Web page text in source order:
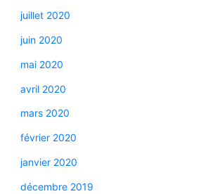
juillet 2020
juin 2020
mai 2020
avril 2020
mars 2020
février 2020
janvier 2020
décembre 2019